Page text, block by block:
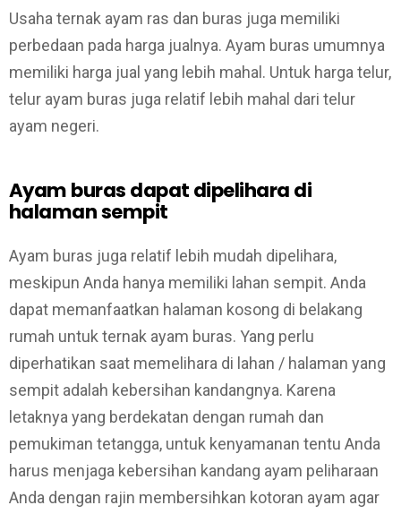
Usaha ternak ayam ras dan buras juga memiliki
perbedaan pada harga jualnya. Ayam buras umumnya
memiliki harga jual yang lebih mahal. Untuk harga telur,
telur ayam buras juga relatif lebih mahal dari telur
ayam negeri.
Ayam buras dapat dipelihara di
halaman sempit
Ayam buras juga relatif lebih mudah dipelihara,
meskipun Anda hanya memiliki lahan sempit. Anda
dapat memanfaatkan halaman kosong di belakang
rumah untuk ternak ayam buras. Yang perlu
diperhatikan saat memelihara di lahan / halaman yang
sempit adalah kebersihan kandangnya. Karena
letaknya yang berdekatan dengan rumah dan
pemukiman tetangga, untuk kenyamanan tentu Anda
harus menjaga kebersihan kandang ayam peliharaan
Anda dengan rajin membersihkan kotoran ayam agar